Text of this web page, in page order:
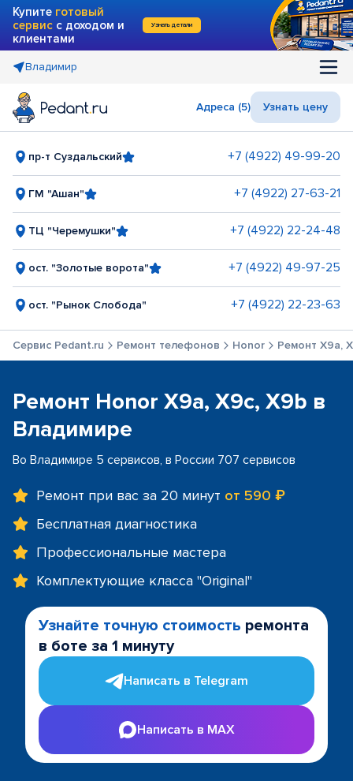
Купите готовый
сервис с доходом и
клиентами
Узнать детали
Владимир
Адреса (5) Узнать цену
пр-т Суздальский +7 (4922) 49-99-20
ГМ "Ашан" +7 (4922) 27-63-21
ТЦ "Черемушки" +7 (4922) 22-24-48
ост. "Золотые ворота" +7 (4922) 49-97-25
ост. "Рынок Слобода" +7 (4922) 22-23-63
Сервис Pedant.ru Ремонт телефонов Honor Ремонт X9a,
Ремонт Honor X9a, X9c, X9b в
Владимире
Во Владимире 5 сервисов, в России 707 сервисов
Ремонт при вас за 20 минут от 590 ₽
Бесплатная диагностика
Профессиональные мастера
Комплектующие класса "Original"
Узнайте точную стоимость ремонта
в боте за 1 минуту
Написать в Telegram
Написать в MAX